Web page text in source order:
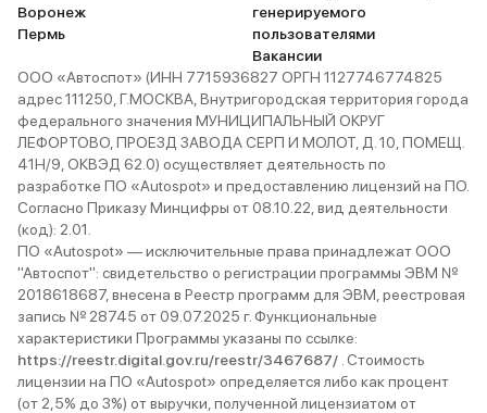
Воронеж
Пермь
генерируемого
пользователями
Вакансии
ООО «Автоспот» (ИНН 7715936827 ОРГН 1127746774825
адрес 111250, Г.МОСКВА, Внутригородская территория города
федерального значения МУНИЦИПАЛЬНЫЙ ОКРУГ
ЛЕФОРТОВО, ПРОЕЗД ЗАВОДА СЕРП И МОЛОТ, Д. 10, ПОМЕЩ.
41Н/9, ОКВЭД 62.0) осуществляет деятельность по
разработке ПО «Autospot» и предоставлению лицензий на ПО.
Согласно Приказу Минцифры от 08.10.22, вид деятельности
(код): 2.01.
ПО «Autospot» — исключительные права принадлежат ООО
"Автоспот": свидетельство о регистрации программы ЭВМ №
2018618687, внесена в Реестр программ для ЭВМ, реестровая
запись № 28745 от 09.07.2025 г. Функциональные
характеристики Программы указаны по ссылке:
https://reestr.digital.gov.ru/reestr/3467687/ . Стоимость
лицензии на ПО «Autospot» определяется либо как процент
(от 2,5% до 3%) от выручки, полученной лицензиатом от